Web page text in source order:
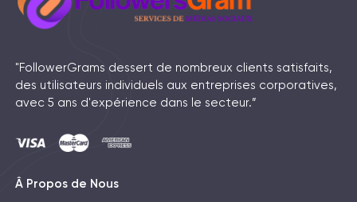
"FollowerGrams dessert de nombreux clients satisfaits,
des utilisateurs individuels aux entreprises corporatives,
avec 5 ans d'expérience dans le secteur.”
Â Propos de Nous